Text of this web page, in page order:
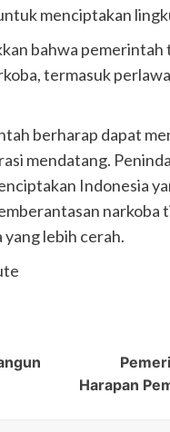
menciptakan
bahwa pemerintah
termasuk
berharap dapat
mendatang.
Indonesia
narkoba
yang lebih cerah.
Harapan